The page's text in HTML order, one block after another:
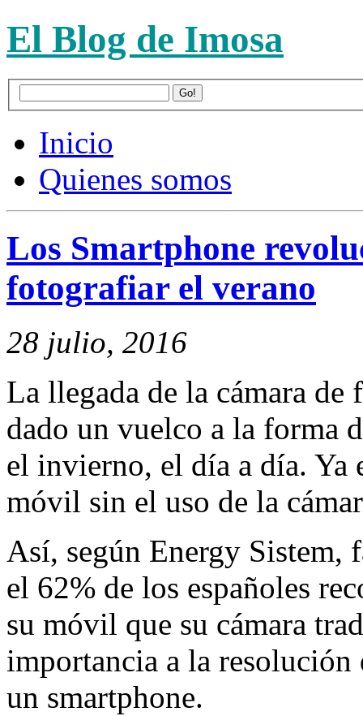
El Blog de Imosa
Inicio
Quienes somos
Los Smartphone
fotografiar el verano
28 julio, 2016
La llegada de la cámara de
dado un vuelco a la forma
el invierno, el día a día. Ya
móvil sin el uso de la
Así, según Energy Sistem,
el 62% de los españoles
su móvil que su cámara
importancia a la resolución
un smartphone.